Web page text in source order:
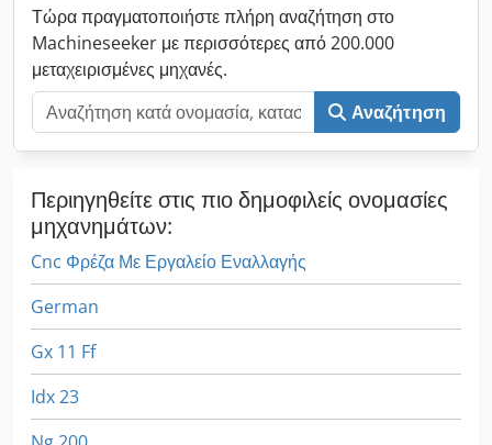
Τώρα πραγματοποιήστε πλήρη αναζήτηση στο
Machineseeker με περισσότερες από 200.000
μεταχειρισμένες μηχανές.
Αναζήτηση
Περιηγηθείτε στις πιο δημοφιλείς ονομασίες
μηχανημάτων:
Cnc Φρέζα Με Εργαλείο Εναλλαγής
German
Gx 11 Ff
Idx 23